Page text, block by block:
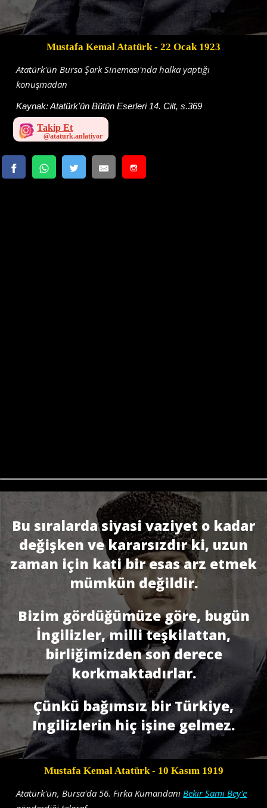
Mustafa Kemal Atatürk- 22 Ocak 1923
Atatürk'ün Bursa Şark Sineması'nda halka yaptığı
konuşmadan
Kaynak:Atatürk'ün Bütün Eserleri 14. Cilt, s.369
Takip Et
Bu sıralarda siyasi vaziyet o kadar
değişken ve kararsızdır ki, uzun
zaman için kati bir esas arz etmek
mümkün değildir.
Bizim gördüğümüze göre, bugün
İngilizler, milli teşkilattan,
birliğimizden son derece
korkmaktadırlar.
Çünkü bağımsız bir Türkiye,
Ingilizlerin hiç işine gelmez.
Mustafa Kemal Atatürk- 10 Kasım 1919
Atatürk'ün, Bursa'da 56. Fırka Kumandanı Bekir Sami Bey'e